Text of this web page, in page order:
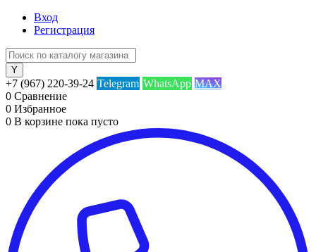
Вход
Регистрация
+7 (967) 220-39-24 Telegram WhatsApp MAX
0 Сравнение
0 Избранное
0 В корзине пока пусто